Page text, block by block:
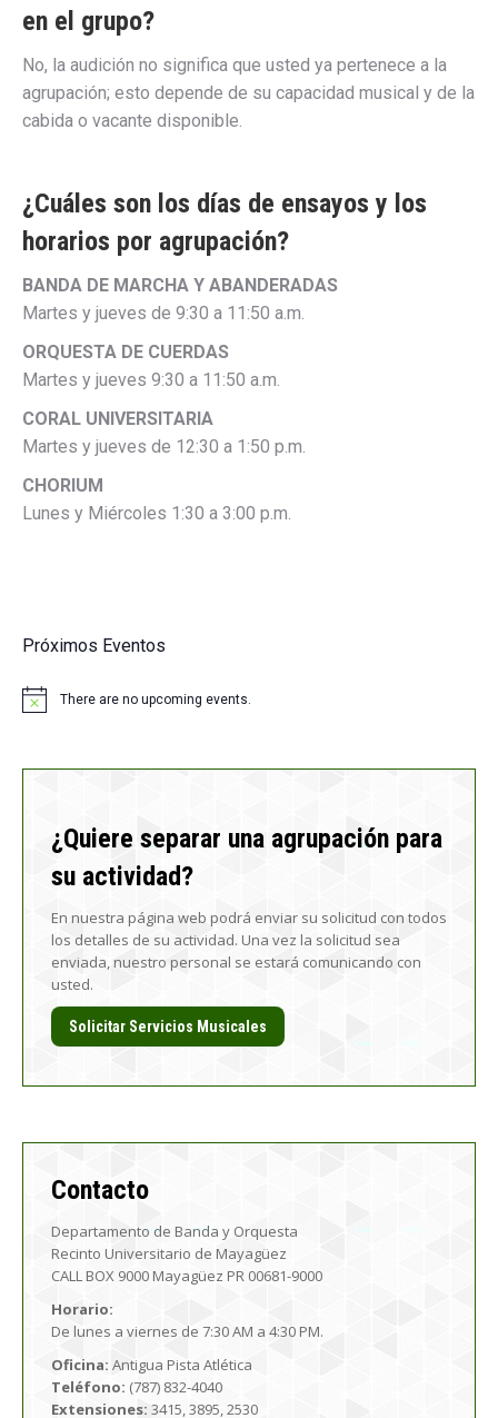
en el grupo?
No, la audición no significa que usted ya pertenece a la
agrupación; esto depende de su capacidad musical y de la
cabida o vacante disponible.
¿Cuáles son los días de ensayos y los
horarios por agrupación?
BANDA DE MARCHA Y ABANDERADAS
Martes y jueves de 9:30 a 11:50 a.m.
ORQUESTA DE CUERDAS
Martes y jueves 9:30 a 11:50 a.m.
CORAL UNIVERSITARIA
Martes y jueves de 12:30 a 1:50 p.m.
CHORIUM
Lunes y Miércoles 1:30 a 3:00 p.m.
Próximos Eventos
Notice There are no upcoming events.
¿Quiere separar una agrupación para
su actividad?
En nuestra página web podrá enviar su solicitud con todos
los detalles de su actividad. Una vez la solicitud sea
enviada, nuestro personal se estará comunicando con
usted.
Solicitar Servicios Musicales
Contacto
Departamento de Banda y Orquesta
Recinto Universitario de Mayagüez
CALL BOX 9000 Mayagüez PR 00681-9000
Horario:
De lunes a viernes de 7:30 AM a 4:30 PM.
Oficina: Antigua Pista Atlética
Teléfono: (787) 832-4040
Extensiones: 3415, 3895, 2530